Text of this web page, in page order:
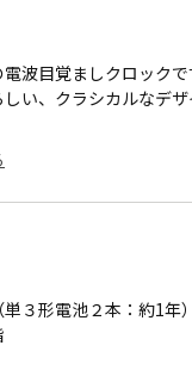
波目覚ましクロック
い、クラシカルなデザ
３形電池２本：約1年）